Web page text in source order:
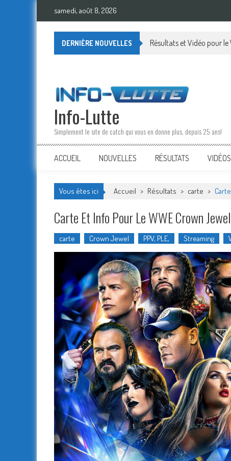
Skip
samedi, août 8, 2026
DERNIÈRE NOUVELLES Résultats et Vidéo pour
Info-Lutte
Simplement le site de catch qui vous en donne plus, depuis 25 ans!
ACCUEIL NOUVELLES RÉSULTATS VIDÉOS
Vous êtes ici Accueil > Résultats > carte >
Carte Et Info Pour Le WWE Crown
carte Crown Jewel PPV, PLE, Streaming